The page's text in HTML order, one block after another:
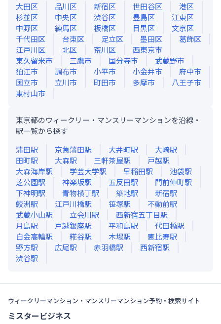
大田区
品川区 新宿区 世田谷区
港区
杉並区
中央区 渋谷区 豊島区
江東区
中野区
練馬区 板橋区 目黒区
文京区
千代田区
台東区 足立区 墨田区
葛飾区
江戸川区
北区 荒川区
西東京市
東久留米市
三鷹市 国分寺市
武蔵野市
狛江市
調布市 小平市 小金井市
府中市
国立市
立川市 町田市 多摩市
八王子市
東村山市
東京都のウィークリー・マンスリーマンションを沿線・
駅一覧から探す
蒲田駅 京急蒲田駅 大井町駅 大崎駅
田町駅 大森駅 三軒茶屋駅 戸越駅
大森海岸駅 学芸大学駅 早稲田駅 池袋駅
芝公園駅 神楽坂駅 五反田駅 門前仲町駅
下神明駅 青物横丁駅 築地駅 新宿駅
鮫洲駅 江戸川橋駅 笹塚駅 不動前駅
武蔵小山駅 立会川駅 西新宿五丁目駅
月島駅 戸越銀座駅 平和島駅 代田橋駅
白金高輪駅 糀谷駅 木場駅 恵比寿駅
野方駅 広尾駅 赤羽橋駅 西新宿駅
渋谷駅
ウィークリーマンション・マンスリーマンション予約・検索サイト
ミスタービジネス